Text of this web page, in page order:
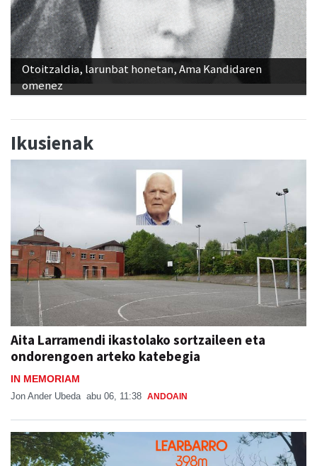
Otoitzaldia, larunbat honetan, Ama Kandidaren
omenez
Ikusienak
Aita Larramendi ikastolako sortzaileen eta
ondorengoen arteko katebegia
IN MEMORIAM
Jon Ander Ubeda abu 06, 11:38 ANDOAIN